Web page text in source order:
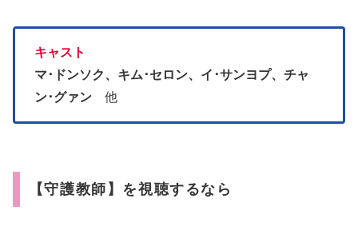
キャスト
マ･ドンソク、キム･セロン、イ･サンヨプ、チャ
ン･グァン 他
【守護教師】を視聴するなら